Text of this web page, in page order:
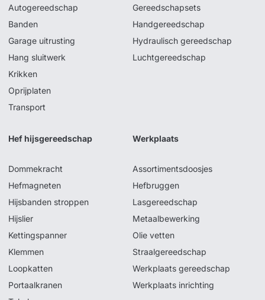
Autogereedschap
Banden
Garage uitrusting
Hang sluitwerk
Krikken
Oprijplaten
Transport
Gereedschapsets
Handgereedschap
Hydraulisch gereedschap
Luchtgereedschap
Hef hijsgereedschap
Dommekracht
Hefmagneten
Hijsbanden stroppen
Hijslier
Kettingspanner
Klemmen
Loopkatten
Portaalkranen
Werkplaats
Assortimentsdoosjes
Hefbruggen
Lasgereedschap
Metaalbewerking
Olie vetten
Straalgereedschap
Werkplaats gereedschap
Werkplaats inrichting